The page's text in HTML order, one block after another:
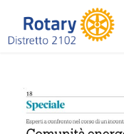
Rotary